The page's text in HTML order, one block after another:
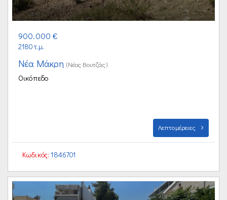
900.000 €
2180τ.μ.
Νέα Μάκρη (Νέος Βουτζάς)
Οικόπεδο
Λεπτομέρειες
Κωδικός: 1846701